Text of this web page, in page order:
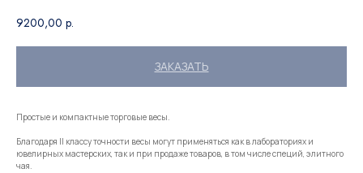
9200,00 р.
ЗАКАЗАТЬ
Простые и компактные торговые весы.
Благодаря II классу точности весы могут применяться как в лабораториях и
ювелирных мастерских, так и при продаже товаров, в том числе специй, элитного
чая.